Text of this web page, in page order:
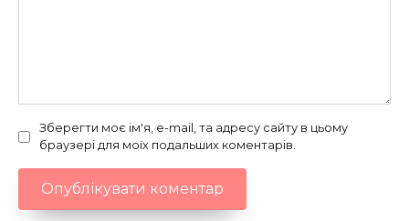
Зберегти моє ім'я, e-mail, та адресу сайту в цьому
браузері для моїх подальших коментарів.